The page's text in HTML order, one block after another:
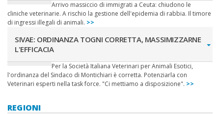
Arrivo massiccio di immigrati a Ceuta: chiudono le
cliniche veterinarie. A rischio la gestione dell'epidemia di rabbia. Il timore
di ingressi illegali di animali. >>
SIVAE: ORDINANZA TOGNI CORRETTA, MASSIMIZZARNE
L'EFFICACIA
Per la Società Italiana Veterinari per Animali Esotici,
l'ordinanza del Sindaco di Montichiari è corretta. Potenziarla con
Veterinari esperti nella task force. "Ci mettiamo a disposizione". >>
REGIONI